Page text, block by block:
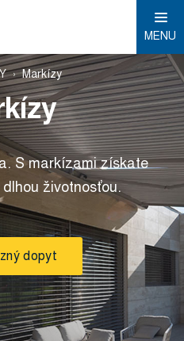
MENU
Markízy
S markízami získate
životnosťou.
dopyt